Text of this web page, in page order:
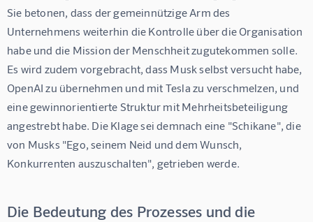
Sie betonen, dass der gemeinnützige Arm des
Unternehmens weiterhin die Kontrolle über die Organisation
habe und die Mission der Menschheit zugutekommen solle.
Es wird zudem vorgebracht, dass Musk selbst versucht habe,
OpenAI zu übernehmen und mit Tesla zu verschmelzen, und
eine gewinnorientierte Struktur mit Mehrheitsbeteiligung
angestrebt habe. Die Klage sei demnach eine "Schikane", die
von Musks "Ego, seinem Neid und dem Wunsch,
Konkurrenten auszuschalten", getrieben werde.
Die Bedeutung des Prozesses und die